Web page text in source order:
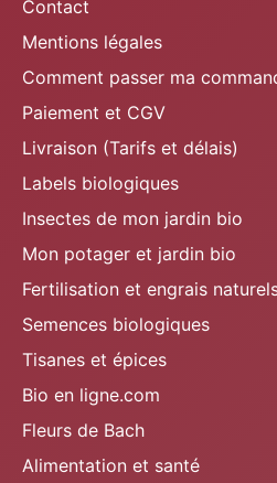
Contact
Mentions légales
Comment passer ma
Paiement et CGV
Livraison (Tarifs et délais)
Labels biologiques
Insectes de mon jardin bio
Mon potager et jardin bio
Fertilisation et engrais
Semences biologiques
Tisanes et épices
Bio en ligne.com
Fleurs de Bach
Alimentation et santé